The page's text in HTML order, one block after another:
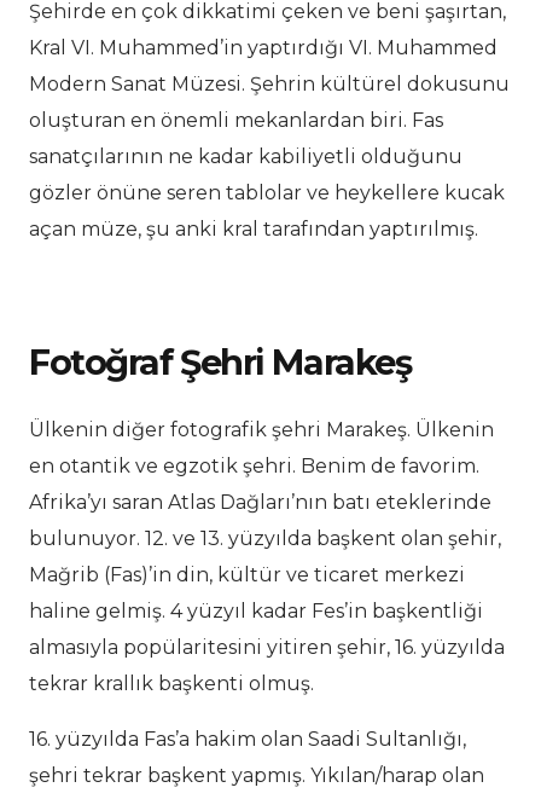
Şehirde en çok dikkatimi çeken ve beni şaşırtan,
Kral VI. Muhammed’in yaptırdığı VI. Muhammed
Modern Sanat Müzesi. Şehrin kültürel dokusunu
oluşturan en önemli mekanlardan biri. Fas
sanatçılarının ne kadar kabiliyetli olduğunu
gözler önüne seren tablolar ve heykellere kucak
açan müze, şu anki kral tarafından yaptırılmış.
Fotoğraf Şehri Marakeş
Ülkenin diğer fotografik şehri Marakeş. Ülkenin
en otantik ve egzotik şehri. Benim de favorim.
Afrika’yı saran Atlas Dağları’nın batı eteklerinde
bulunuyor. 12. ve 13. yüzyılda başkent olan şehir,
Mağrib (Fas)’in din, kültür ve ticaret merkezi
haline gelmiş. 4 yüzyıl kadar Fes’in başkentliği
almasıyla popülaritesini yitiren şehir, 16. yüzyılda
tekrar krallık başkenti olmuş.
16. yüzyılda Fas’a hakim olan Saadi Sultanlığı,
şehri tekrar başkent yapmış. Yıkılan/harap olan